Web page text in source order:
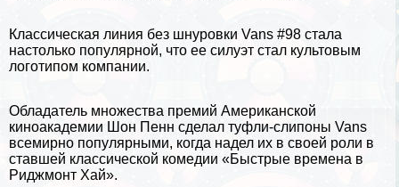
Классическая линия без шнуровки Vans #98 стала
настолько популярной, что ее силуэт стал культовым
логотипом компании.
Обладатель множества премий Американской
киноакадемии Шон Пенн сделал туфли-слипоны Vans
всемирно популярными, когда надел их в своей роли в
ставшей классической комедии «Быстрые времена в
Риджмонт Хай».